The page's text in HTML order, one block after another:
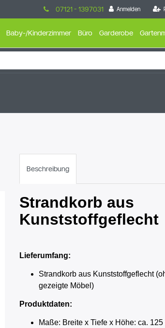
Anmelden
07121 - 1397031
Baby-/Kinderzimmer Büro Garderobe
Beschreibung
Strandkorb aus
Kunststoffgeflecht
Lieferumfang:
Strandkorb aus Kunststoffgeflecht
gezeigte Möbel)
Produktdaten:
Maße: Breite x Tiefe x Höhe: ca.